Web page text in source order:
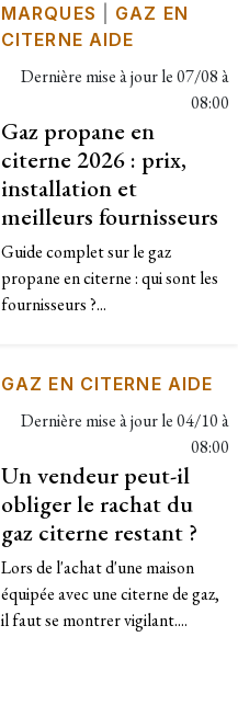
MARQUES
GAZ EN
CITERNE AIDE
Dernière mise à jour le07/08 à
08:00
Gaz propane en
citerne 2026 : prix,
installation et
meilleurs fournisseurs
Guide complet sur le gaz
propane en citerne : qui sont les
fournisseurs ?...
GAZ EN CITERNE AIDE
Dernière mise à jour le04/10 à
08:00
Un vendeur peut-il
obliger le rachat du
gaz citerne restant ?
Lors de l'achat d'une maison
équipée avec une citerne de gaz,
il faut se montrer vigilant....